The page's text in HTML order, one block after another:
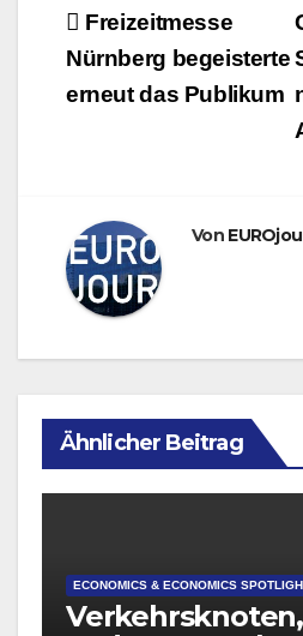
Freizeitmesse
Nürnberg begeisterte
erneut das Publikum
Von
Ähnlicher Beitrag
ECONOMICS & ECONOMICS